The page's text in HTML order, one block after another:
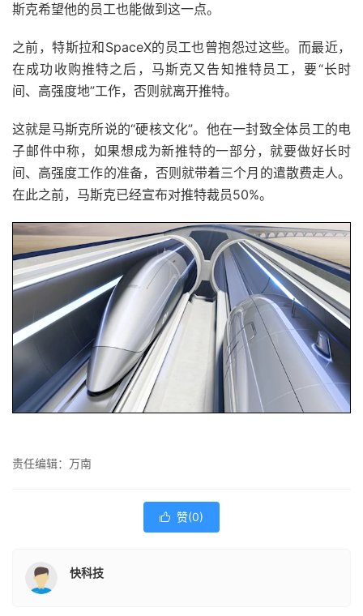
斯克希望他的员工也能做到这一点。
之前，特斯拉和SpaceX的员工也曾抱怨过这些。而最近，
在成功收购推特之后，马斯克又告知推特员工，要“长时
间、高强度地”工作，否则就离开推特。
这就是马斯克所说的“硬核文化”。他在一封致全体员工的电
子邮件中称，如果想成为新推特的一部分，就要做好长时
间、高强度工作的准备，否则就带着三个月的遣散费走人。
在此之前，马斯克已经宣布对推特裁员50%。
责任编辑：万南
 赞(0)
快科技